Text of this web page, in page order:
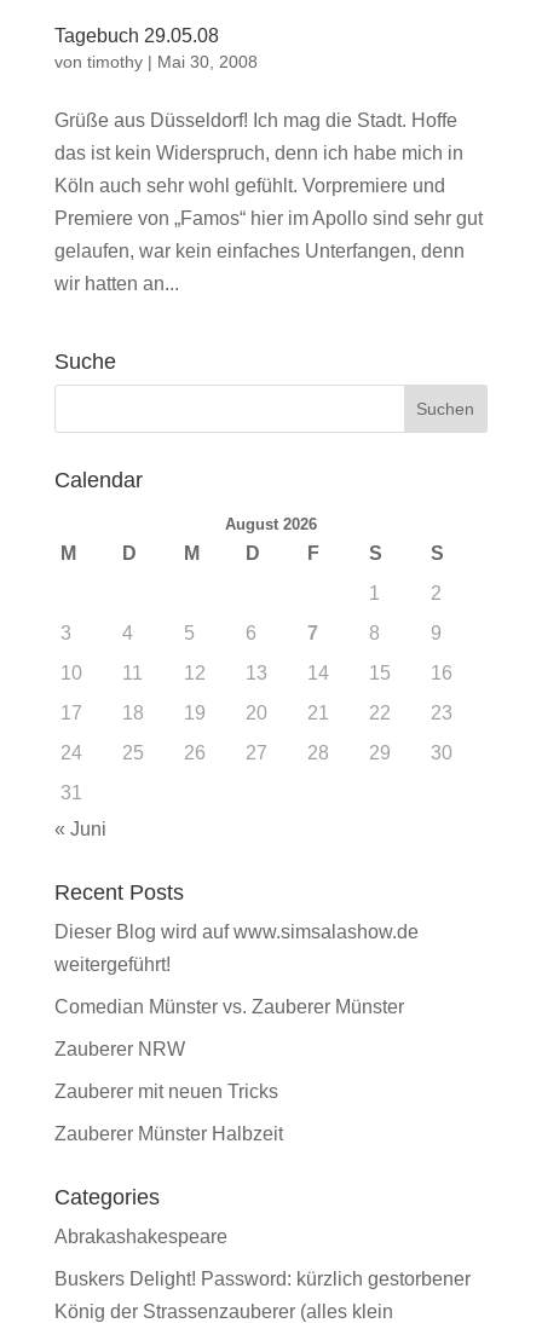
Tagebuch 29.05.08
von timothy| Mai 30, 2008
Grüße aus Düsseldorf! Ich mag die Stadt. Hoffe
das ist kein Widerspruch, denn ich habe mich in
Köln auch sehr wohl gefühlt. Vorpremiere und
Premiere von „Famos“ hier im Apollo sind sehr gut
gelaufen, war kein einfaches Unterfangen, denn
wir hatten an...
Suche
Calendar
August 2026
M D M D F S
S
1
2
3
4 5 6 7 8
9
10
11 12 13 14 15
16
17
18 19 20 21 22
23
24
25 26 27 28 29
30
31
« Juni
Recent Posts
Dieser Blog wird auf www.simsalashow.de
weitergeführt!
Comedian Münster vs. Zauberer Münster
Zauberer NRW
Zauberer mit neuen Tricks
Zauberer Münster Halbzeit
Categories
Abrakashakespeare
Buskers Delight! Password: kürzlich gestorbener
König der Strassenzauberer (alles klein